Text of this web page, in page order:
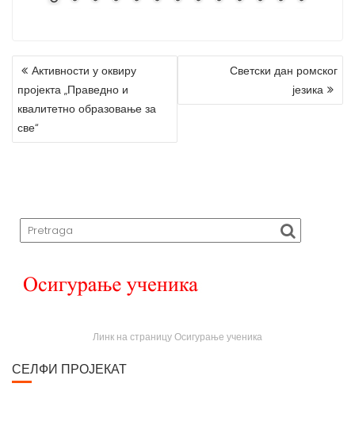
O
S
T
N
G
A
O
Активности у оквиру
пројекта „Праведно и
квалитетно образовање за
све“
Светски дан ромског
језика
Линк на страницу Осигурање ученика
СЕЛФИ ПРОЈЕКАТ